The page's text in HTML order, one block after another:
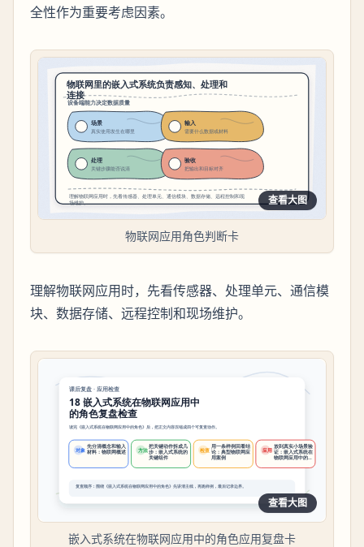
全性作为重要考虑因素。
查看大图
物联网应用角色判断卡
理解物联网应用时，先看传感器、处理单元、通信模
块、数据存储、远程控制和现场维护。
查看大图
嵌入式系统在物联网应用中的角色应用复盘卡